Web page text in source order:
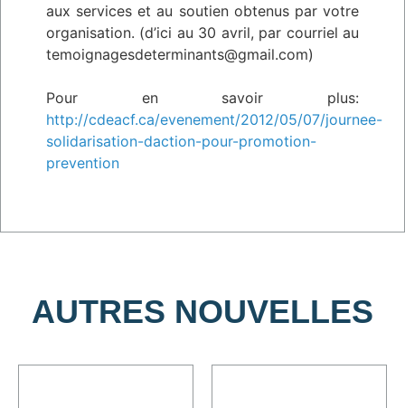
aux services et au soutien obtenus par votre
organisation. (d’ici au 30 avril, par courriel au
temoignagesdeterminants@gmail.com)
Pour en savoir plus:
http://cdeacf.ca/evenement/2012/05/07/journee-
solidarisation-daction-pour-promotion-
prevention
AUTRES NOUVELLES